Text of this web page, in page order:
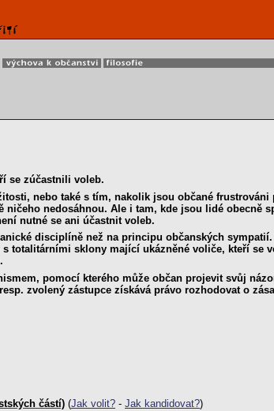
se zúčastnili voleb.
nebo také s tím, nakolik jsou občané
nedosáhnou. Ale i tam, kde jsou lidé obecně
nutné se ani účastnit voleb.
disciplíně než na principu občanských
totalitárními sklony mající ukázněné voliče, kteří
pomocí kterého může občan projevit svůj
zvolený zástupce získává právo rozhodovat o
částí) (Jak volit? - Jak kandidovat?)